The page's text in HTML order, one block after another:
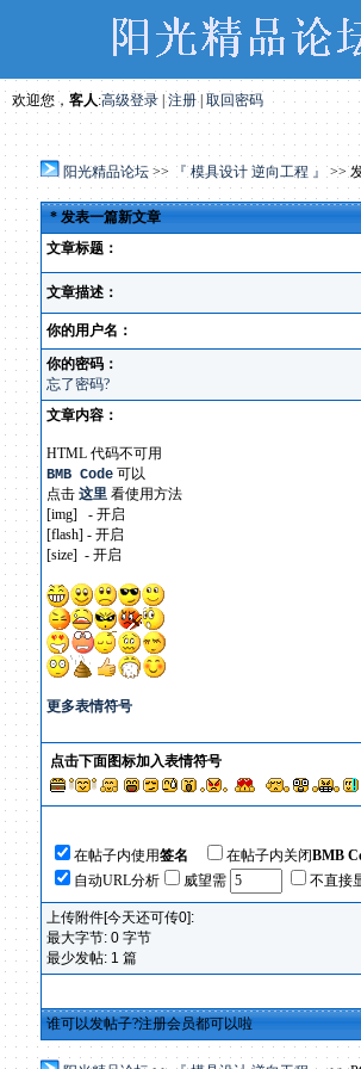
欢迎您， 客人:高级登录 |注册| 取回密码
阳光精品论坛 >> 『 模具设计 逆向工程 』 >>
* 发表一篇新文章
文章标题：
文章描述：
你的用户名：
你的密码：
忘了密码?
文章内容：
HTML 代码不可用
BMB Code 可以
点击 这里 看使用方法
[img] - 开启
[flash] - 开启
[size] - 开启
更多表情符号
点击下面图标加入表情符号
在帖子内使用签名 在帖子内关闭BMB
自动URL分析
威望需 不直接
上传附件[今天还可传0]:
最大字节: 0 字节
最少发帖: 1 篇
谁可以发帖子?注册会员都可以啦